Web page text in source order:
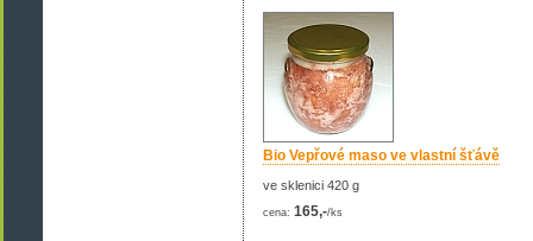
Bio Vepřové maso ve vlastní šťávě
ve sklenici 420 g
cena: 165,-/ks